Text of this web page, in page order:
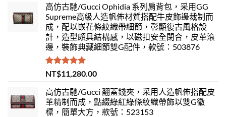
高仿古馳/Gucci Ophidia 系列肩背包，采用GG
Supreme高級人造帆佈材質搭配牛皮飾邊裁制而
成，配以嵌花條紋織帶細節，彰顯復古風格設
計，造型頗具結構感，以磁扣安全閉合，皮革滾
邊，裝飾典藏細節雙G配件，款號：503876
評分5.00
滿分 5
NT$11,280.00
高仿古馳/Gucci 翻蓋錢夾，采用人造帆佈搭配皮
革精制而成，點綴綠紅綠條紋織帶飾以雙G徽
標，簡單大方，款號：523153